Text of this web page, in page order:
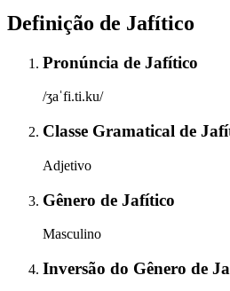
Definição de Jafítico
Pronúncia de Jafítico
/ʒaˈfi.ti.ku/
Classe Gramatical de
Adjetivo
Gênero de Jafítico
Masculino
Inversão do Gênero de